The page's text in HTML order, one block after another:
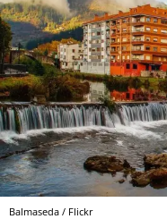
Balmaseda / Flickr